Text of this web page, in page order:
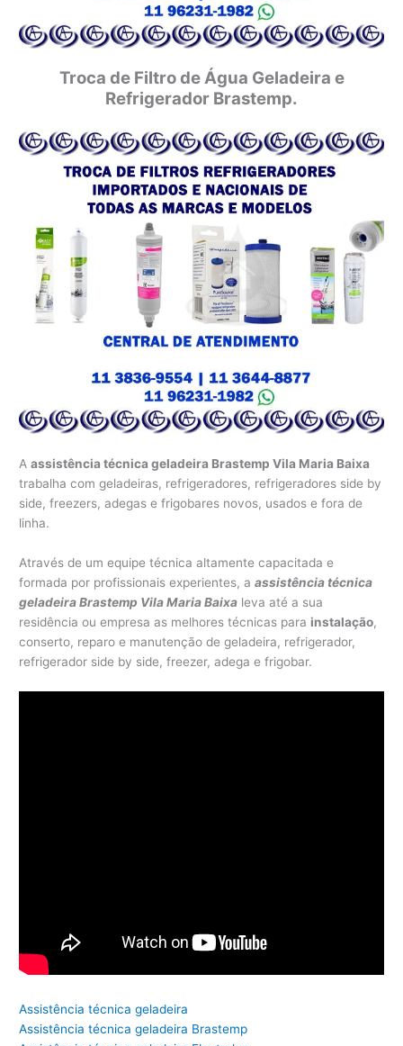
Troca de Filtro de Água Geladeira e
Refrigerador Brastemp.
Aassistência técnica geladeira Brastemp Vila Maria Baixa
trabalha com geladeiras, refrigeradores, refrigeradores side by
side, freezers, adegas e frigobares novos, usados e fora de
linha.
Através de um equipe técnica altamente capacitada e
formada por profissionais experientes, aassistência técnica
geladeira Brastemp Vila Maria Baixa leva até a sua
residência ou empresa as melhores técnicas para instalação,
conserto, reparo e manutenção de geladeira, refrigerador,
refrigerador side by side, freezer, adega e frigobar.
Assistência técnica geladeira
Assistência técnica geladeira Brastemp